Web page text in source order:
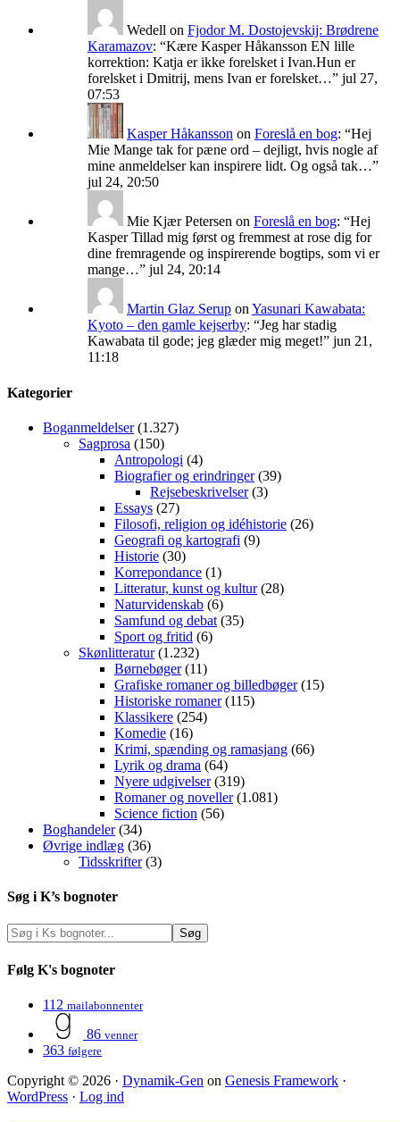
Wedell on Fjodor M. Dostojevskij: Brødrene
Karamazov: “Kære Kasper Håkansson EN lille
korrektion: Katja er ikke forelsket i Ivan.Hun er
forelsket i Dmitrij, mens Ivan er forelsket…” jul 27,
07:53
Kasper Håkansson on Foreslå en bog: “Hej
Mie Mange tak for pæne ord – dejligt, hvis nogle af
mine anmeldelser kan inspirere lidt. Og også tak…”
jul 24, 20:50
Mie Kjær Petersen on Foreslå en bog: “Hej
Kasper Tillad mig først og fremmest at rose dig for
dine fremragende og inspirerende bogtips, som vi er
mange…” jul 24, 20:14
Martin Glaz Serup on Yasunari Kawabata:
Kyoto – den gamle kejserby: “Jeg har stadig
Kawabata til gode; jeg glæder mig meget!” jun 21,
11:18
Kategorier
Boganmeldelser(1.327)
Sagprosa (150)
Antropologi (4)
Biografier og erindringer(39)
Rejsebeskrivelser(3)
Essays (27)
Filosofi, religion og idéhistorie (26)
Geografi og kartografi (9)
Historie (30)
Korrepondance (1)
Litteratur, kunst og kultur(28)
Naturvidenskab (6)
Samfund og debat (35)
Sport og fritid (6)
Skønlitteratur(1.232)
Børnebøger(11)
Grafiske romaner og billedbøger(15)
Historiske romaner(115)
Klassikere (254)
Komedie (16)
Krimi, spænding og ramasjang (66)
Lyrik og drama (64)
Nyere udgivelser(319)
Romaner og noveller(1.081)
Science fiction (56)
Boghandeler(34)
Øvrige indlæg (36)
Tidsskrifter(3)
Søg i K’s bognoter
Følg K's bognoter
112 mailabonnenter
86 venner
363 følgere
Copyright © 2026 · Dynamik-Gen on Genesis Framework ·
WordPress · Log ind